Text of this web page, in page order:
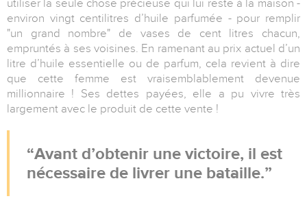
utiliser la seule chose précieuse qui lui reste à la maison -
environ vingt centilitres d’huile parfumée - pour remplir
"un grand nombre" de vases de cent litres chacun,
empruntés à ses voisines. En ramenant au prix actuel d’un
litre d’huile essentielle ou de parfum, cela revient à dire
que cette femme est vraisemblablement devenue
millionnaire ! Ses dettes payées, elle a pu vivre très
largement avec le produit de cette vente !
Avant d’obtenir une victoire, il est
nécessaire de livrer une bataille.